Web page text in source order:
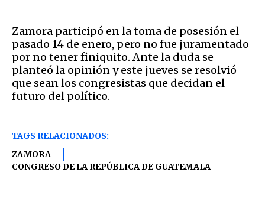
Zamora participó en la toma de posesión el
pasado 14 de enero, pero no fue juramentado
por no tener finiquito. Ante la duda se
planteó la opinión y este jueves se resolvió
que sean los congresistas que decidan el
futuro del político.
TAGS RELACIONADOS:
ZAMORA
CONGRESO DE LA REPÚBLICA DE GUATEMALA